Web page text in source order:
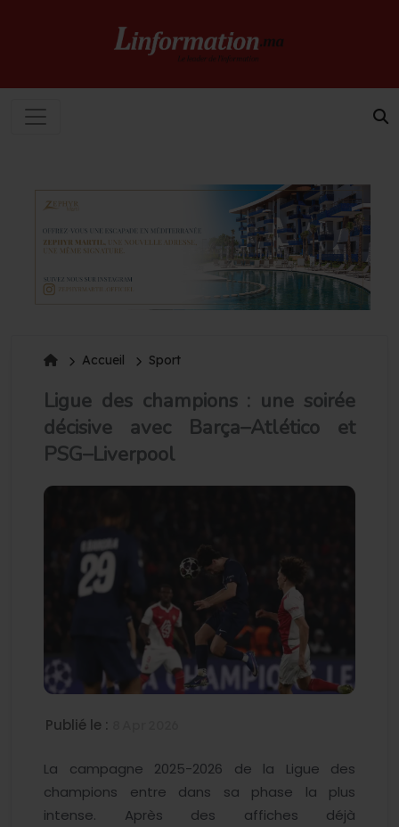
Accueil Sport
Ligue des champions : une soirée
décisive avec Barça–Atlético et
PSG–Liverpool
Publié le :
La campagne 2025-2026 de la Ligue des
champions entre dans sa phase la plus
intense. Après des affiches déjà